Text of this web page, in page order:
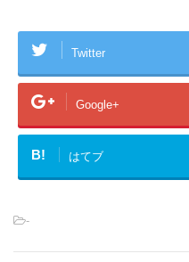
Twitter
Google+
B! はてブ
-